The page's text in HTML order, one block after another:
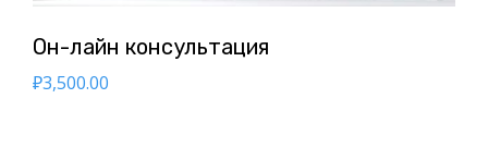
Он-лайн консультация
₽3,500.00